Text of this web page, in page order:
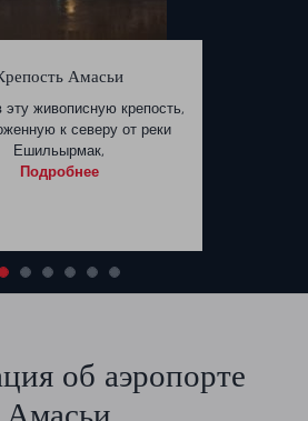
Амасьи
эту живописную крепость,
к северу от реки
Ешильырмак,
Подробнее
об аэропорте